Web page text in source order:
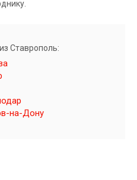
Ставрополь:
на-Дону